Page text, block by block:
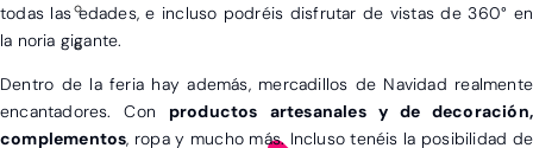
todas las edades, e incluso podréis disfrutar de vistas de 360° en
la noria gigante.
Dentro de la feria hay además, mercadillos de Navidad realmente
encantadores. Con productos artesanales y de decoración,
complementos, ropa y mucho más. Incluso tenéis la posibilidad de